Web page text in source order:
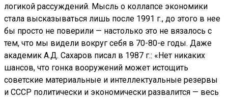
логикой рассуждений. Мысль о коллапсе экономики
стала высказываться лишь после 1991 г., до этого в нее
бы просто не поверили — настолько это не вязалось с
тем, что мы видели вокруг себя в 70-80-е годы. Даже
академик А.Д. Сахаров писал в 1987 г.: «Нет никаких
шансов, что гонка вооружений может истощить
советские материальные и интеллектуальные резервы
и СССР политически и экономически развалится — весь